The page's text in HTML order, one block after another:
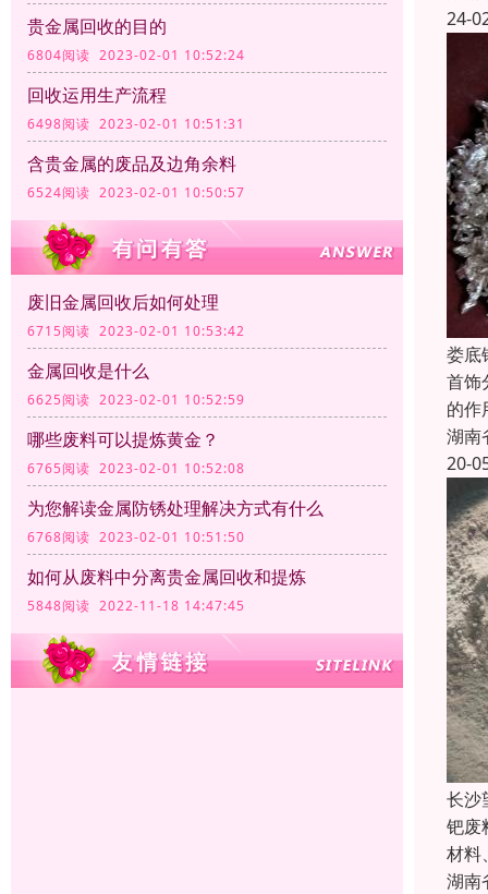
贵金属回收的目的
6804阅读 2023-02-01 10:52:24
回收运用生产流程
6498阅读 2023-02-01 10:51:31
含贵金属的废品及边角余料
6524阅读 2023-02-01 10:50:57
废旧金属回收后如何处理
6715阅读 2023-02-01 10:53:42
金属回收是什么
6625阅读 2023-02-01 10:52:59
哪些废料可以提炼黄金？
6765阅读 2023-02-01 10:52:08
为您解读金属防锈处理解决方式有什么
6768阅读 2023-02-01 10:51:50
如何从废料中分离贵金属回收和提炼
5848阅读 2022-11-18 14:47:45
24-
娄底
首饰
的作
湖南
20-
长沙
钯废
材料
湖南